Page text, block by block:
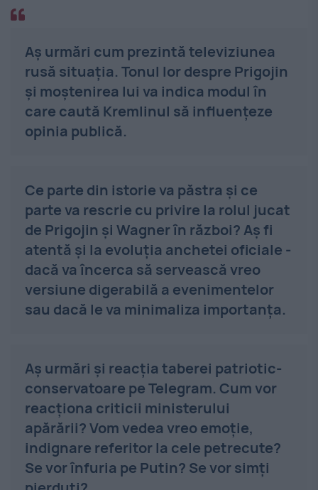
Aș urmări cum prezintă televiziunea
rusă situația. Tonul lor despre Prigojin
și moștenirea lui va indica modul în
care caută Kremlinul să influențeze
opinia publică.
Ce parte din istorie va păstra și ce
parte va rescrie cu privire la rolul jucat
de Prigojin și Wagner în război? Aș fi
atentă și la evoluția anchetei oficiale -
dacă va încerca să servească vreo
versiune digerabilă a evenimentelor
sau dacă le va minimaliza importanța.
Aș urmări și reacția taberei patriotic-
conservatoare pe Telegram. Cum vor
reacționa criticii ministerului
apărării? Vom vedea vreo emoție,
indignare referitor la cele petrecute?
Se vor înfuria pe Putin? Se vor simți